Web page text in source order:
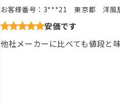
お客様番号： 3***21 東京都 洋風
安価です
他社メーカーに比べても値段と